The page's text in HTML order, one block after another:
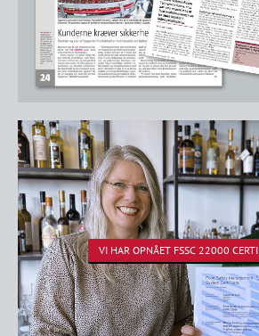
VI HAR OPNÅET FSSC 22000